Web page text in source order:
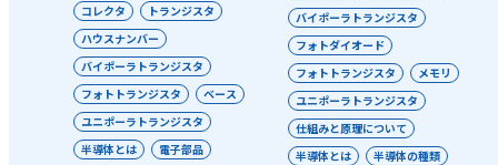
コレクタ
トランジスタ
ハウスナンバー
バイポーラトランジスタ
フォトトランジスタ
ベース
ユニポーラトランジスタ
半導体とは
電子部品
バイポーラトランジスタ
フォトダイオード
フォトトランジスタ
メモリ
ユニポーラトランジスタ
仕組みと原理について
半導体とは
半導体の種類